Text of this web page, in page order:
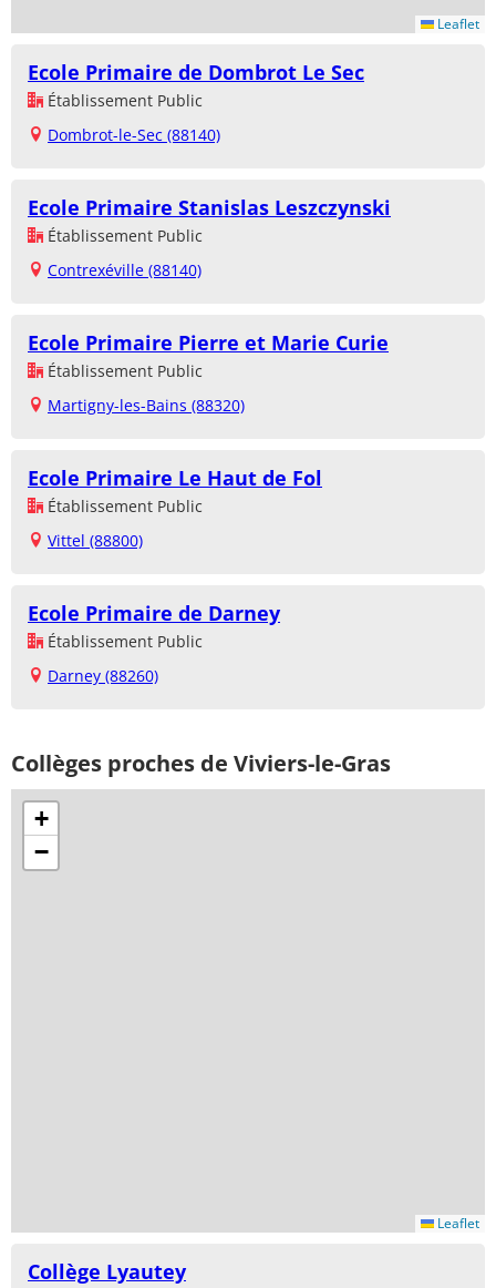
Leaflet
Ecole Primaire de Dombrot Le Sec
Établissement Public
Dombrot-le-Sec (88140)
Ecole Primaire Stanislas Leszczynski
Établissement Public
Contrexéville (88140)
Ecole Primaire Pierre et Marie Curie
Établissement Public
Martigny-les-Bains (88320)
Ecole Primaire Le Haut de Fol
Établissement Public
Vittel (88800)
Ecole Primaire de Darney
Établissement Public
Darney (88260)
Collèges proches de Viviers-le-Gras
+
−
Leaflet
Collège Lyautey